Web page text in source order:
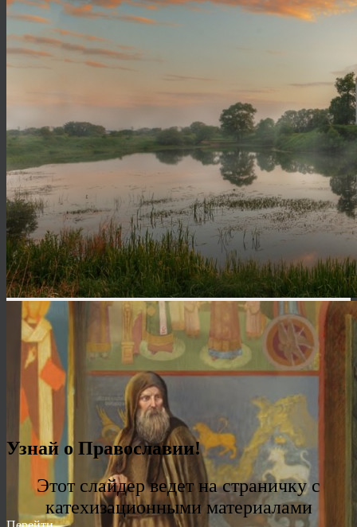
Узнай о Православии!
Этот слайдер ведет на страничку с
катехизационными материалами